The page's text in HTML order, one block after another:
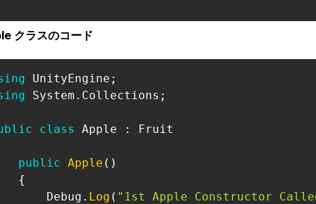
クラスのコード
UnityEngine ;
System . Collections ;
class Apple : Fruit
public Apple ( )
{
Debug
. Log ( "1st Apple Constructor